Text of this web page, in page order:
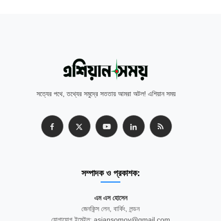
সত্যের পথে, তথ্যের সমুদ্রে সততায় আমরা অটল! এশিয়ান সময়
সম্পাদক ও প্রকাশক:
এম এস হোসেন
জেনকিন্স লেন, বার্কিং, লন্ডন